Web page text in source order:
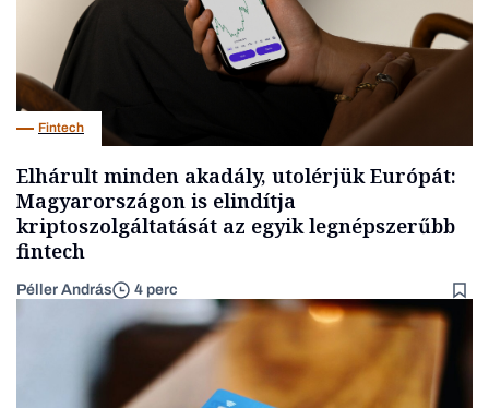
Fintech
Elhárult minden akadály, utolérjük Európát:
Magyarországon is elindítja
kriptoszolgáltatását az egyik legnépszerűbb
fintech
Péller András 4 perc